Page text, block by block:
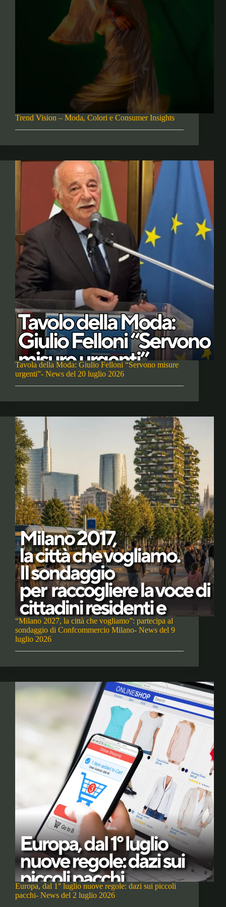
Trend Vision – Moda, Colori e Consumer Insights
Tavola della Moda: Giulio Felloni “Servono misure
urgenti”- News del 20 luglio 2026
“Milano 2027, la città che vogliamo”: partecipa al
sondaggio di Confcommercio Milano- News del 9
luglio 2026
Europa, dal 1° luglio nuove regole: dazi sui piccoli
pacchi- News del 2 luglio 2026